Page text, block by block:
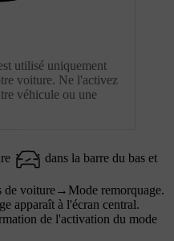
utilisé uniquement
voiture. Ne l'activez
véhicule ou une
dans la barre du bas et
de voiture→ Mode remorquage.
apparaît à l'écran central.
de l'activation du mode